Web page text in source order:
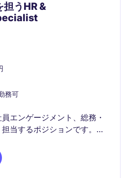
担うHR &
務可
エンゲージメント、総務・
当するポジションです。日
ます。